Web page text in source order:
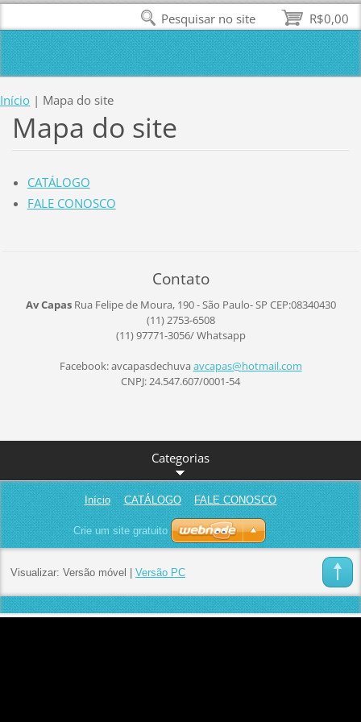
Início | Mapa do site
Mapa do site
CATÁLOGO
FALE CONOSCO
Contato
Av Capas Rua Felipe de Moura, 190 - São Paulo- SP CEP:08340430
(11) 2753-6508
(11) 97771-3056/ Whatsapp
Facebook: avcapasdechuva avcapas@hotmail.com
CNPJ: 24.547.607/0001-54
Categorias
Início CATÁLOGO FALE CONOSCO
Crie um site gratuito
Visualizar: Versão móvel Versão PC
R$0,00
Pesquisar no site